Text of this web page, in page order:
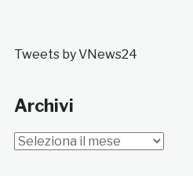
Tweets by VNews24
Archivi
Archivi